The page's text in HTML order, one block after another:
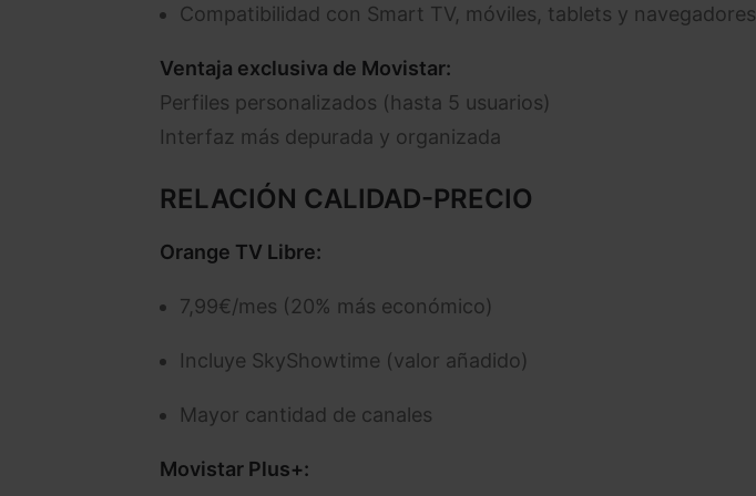
Compatibilidad con Smart TV, móviles, tablets y navegadores
Ventaja exclusiva de Movistar:
Perfiles personalizados (hasta 5 usuarios)
Interfaz más depurada y organizada
RELACIÓN CALIDAD-PRECIO
Orange TV Libre:
7,99€/mes (20% más económico)
Incluye SkyShowtime (valor añadido)
Mayor cantidad de canales
Movistar Plus+: